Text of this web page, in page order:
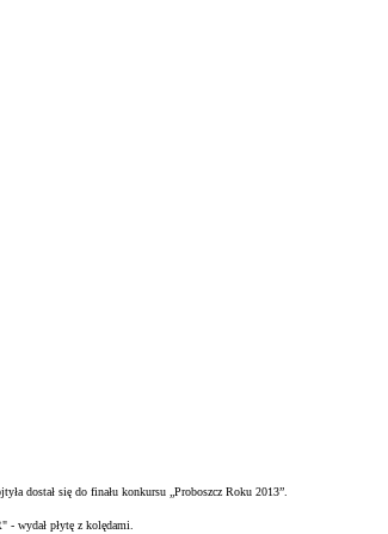
dostał się do finału konkursu „Proboszcz Roku 2013”.
- wydał płytę z kolędami.